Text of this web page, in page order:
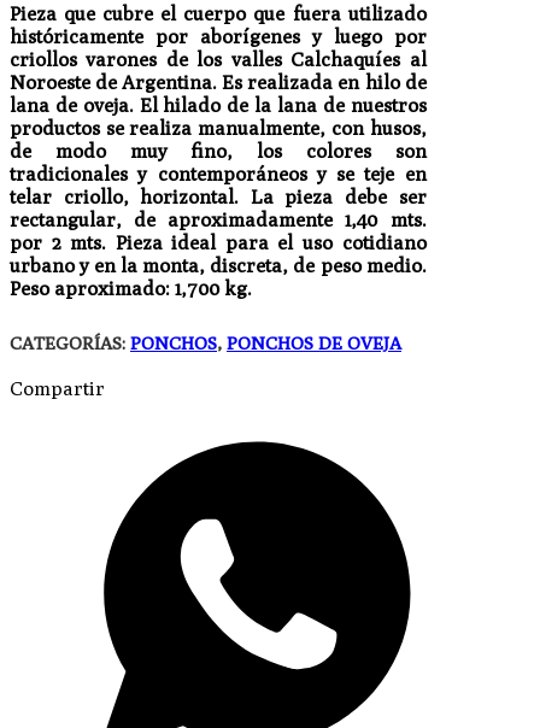
Pieza que cubre el cuerpo que fuera utilizado
históricamente por aborígenes y luego por
criollos varones de los valles Calchaquíes al
Noroeste de Argentina. Es realizada en hilo de
lana de oveja. El hilado de la lana de nuestros
productos se realiza manualmente, con husos,
de modo muy fino, los colores son
tradicionales y contemporáneos y se teje en
telar criollo, horizontal. La pieza debe ser
rectangular, de aproximadamente 1,40 mts.
por 2 mts. Pieza ideal para el uso cotidiano
urbano y en la monta, discreta, de peso medio.
Peso aproximado: 1,700 kg.
CATEGORÍAS: PONCHOS, PONCHOS DE OVEJA
Compartir